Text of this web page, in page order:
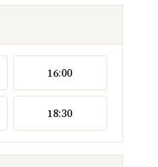
16:00
18:30